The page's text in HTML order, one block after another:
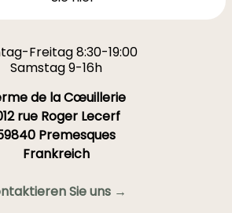
Freitag 8:30-19:00
Samstag 9-16h
de la Cœuillerie
rue Roger Lecerf
Premesques
Frankreich
Sie uns →